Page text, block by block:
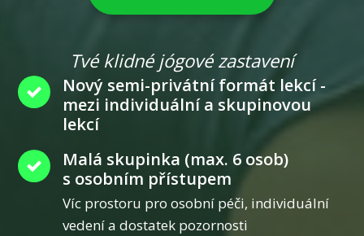
Tvé klidné jógové zastavení
Nový semi-privátní formát lekcí -
mezi individuální a skupinovou
lekcí
Malá skupinka (max. 6 osob)
s osobním přístupem
Víc prostoru pro osobní péči, individuální
vedení a dostatek pozornosti